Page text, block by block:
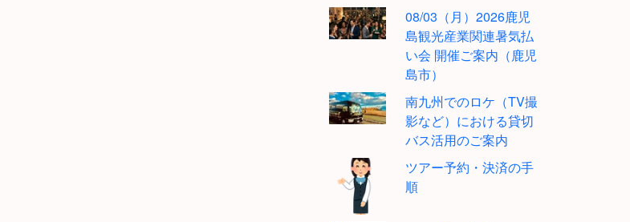
08/03（月）2026鹿児
島観光産業関連暑気払
い会 開催ご案内（鹿児
島市）
南九州でのロケ（TV撮
影など）における貸切
バス活用のご案内
ツアー予約・決済の手
順